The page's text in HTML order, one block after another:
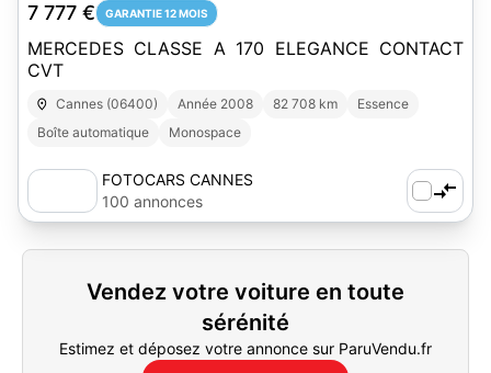
7 777 € GARANTIE 12 MOIS
MERCEDES CLASSE A 170 ELEGANCE CONTACT
CVT
Cannes (06400) Année 2008 82 708 km
Essence
Boîte automatique
Monospace
FOTOCARS CANNES
100 annonces
Vendez votre voiture en toute
sérénité
Estimez et déposez votre annonce sur ParuVendu.fr